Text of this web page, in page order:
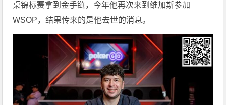
桌锦标赛拿到金手链，今年他再次来到维加斯参加
WSOP，结果传来的是他去世的消息。